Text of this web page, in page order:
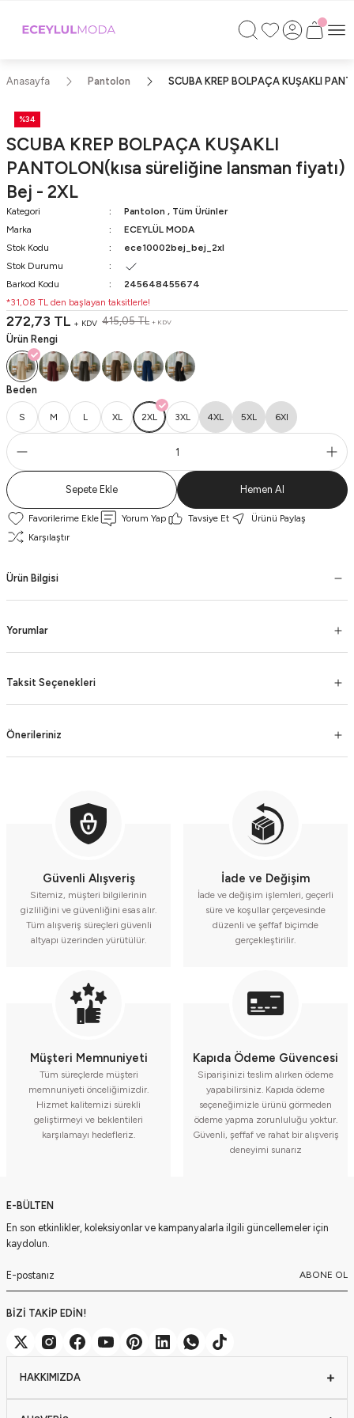
Anasayfa Pantolon SCUBA KREP BOLPAÇA KUŞAKLI
%34
SCUBA KREP BOLPAÇA KUŞAKLI
PANTOLON(kısa süreliğine lansman fiyatı)
Bej - 2XL
Kategori Pantolon , Tüm Ürünler
Marka
ECEYLÜL MODA
Stok Kodu
ece10002bej_bej_2xl
Stok Durumu
Barkod Kodu
245648455674
*31,08 TL den başlayan taksitlerle!
272,73 TL + KDV 415,05 TL + KDV
Ürün Rengi
Beden
S M L XL 2XL 3XL 4XL 5XL 6Xl
Sepete Ekle Hemen Al
Yorum Yap Tavsiye Et
Ürünü Paylaş
Karşılaştır
Ürün Bilgisi
Yorumlar
Taksit Seçenekleri
Önerileriniz
Güvenli Alışveriş
Sitemiz, müşteri bilgilerinin
gizliliğini ve güvenliğini esas alır.
Tüm alışveriş süreçleri güvenli
altyapı üzerinden yürütülür.
İade ve Değişim
İade ve değişim işlemleri, geçerli
süre ve koşullar çerçevesinde
düzenli ve şeffaf biçimde
gerçekleştirilir.
Müşteri Memnuniyeti
Tüm süreçlerde müşteri
memnuniyeti önceliğimizdir.
Hizmet kalitemizi sürekli
geliştirmeyi ve beklentileri
karşılamayı hedefleriz.
Kapıda Ödeme Güvencesi
Siparişinizi teslim alırken ödeme
yapabilirsiniz. Kapıda ödeme
seçeneğimizle ürünü görmeden
ödeme yapma zorunluluğu yoktur.
Güvenli, şeffaf ve rahat bir alışveriş
deneyimi sunarız
E-BÜLTEN
En son etkinlikler, koleksiyonlar ve kampanyalarla ilgili güncellemeler için
kaydolun.
ABONE OL
BİZİ TAKİP EDİN!
HAKKIMIZDA